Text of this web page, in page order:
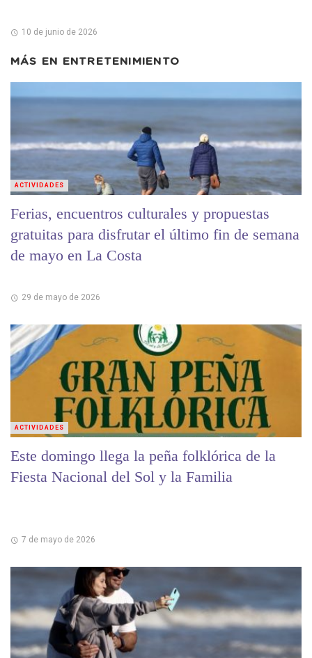
10 de junio de 2026
MÁS EN ENTRETENIMIENTO
Ferias, encuentros culturales y propuestas
gratuitas para disfrutar el último fin de semana
de mayo en La Costa
29 de mayo de 2026
ACTIVIDADES
Este domingo llega la peña folklórica de la
Fiesta Nacional del Sol y la Familia
7 de mayo de 2026
ACTIVIDADES